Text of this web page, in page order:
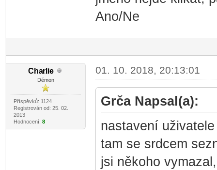
Ano/Ne
Charlie
Démon
Příspěvků: 1124
Registrován od: 25. 02.
2013
Hodnocení: 8
01. 10. 2018, 20:13:01
Grča Napsal(a):
nastavení
tam se srdcem
jsi někoho